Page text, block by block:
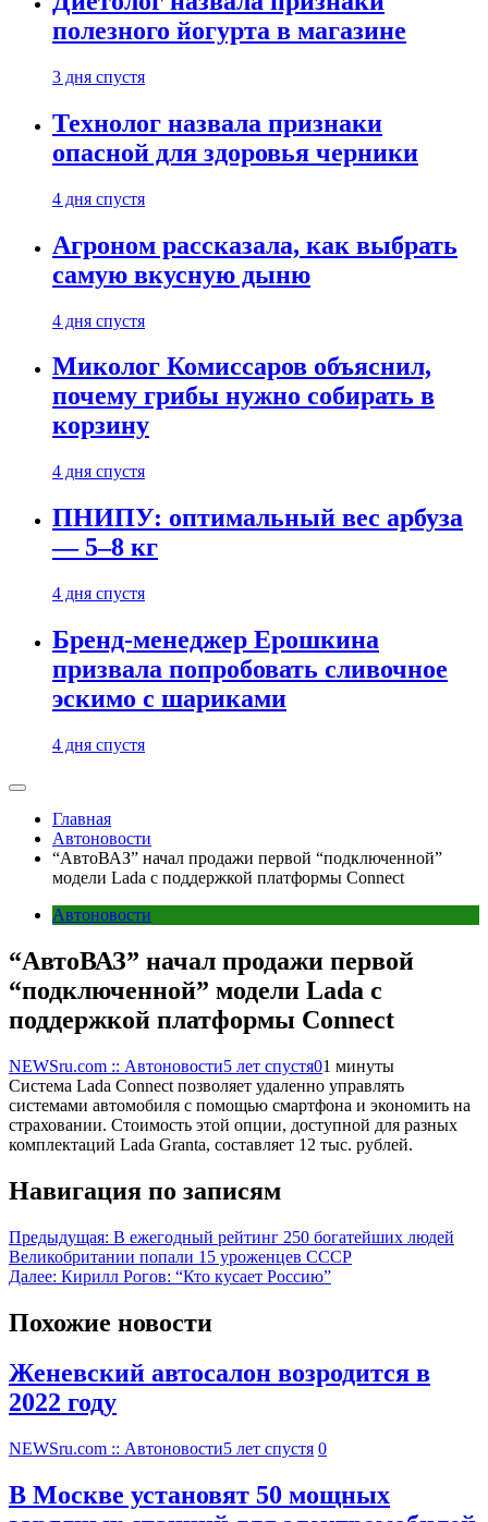
полезного йогурта в магазине
3 дня спустя
Технолог назвала признаки
опасной для здоровья черники
4 дня спустя
Агроном рассказала, как выбрать
самую вкусную дыню
4 дня спустя
Миколог Комиссаров объяснил,
почему грибы нужно собирать в
корзину
4 дня спустя
ПНИПУ: оптимальный вес арбуза
— 5–8 кг
4 дня спустя
Бренд-менеджер Ерошкина
призвала попробовать сливочное
эскимо с шариками
4 дня спустя
Главная
Автоновости
“АвтоВАЗ” начал продажи первой “подключенной”
модели Lada с поддержкой платформы Connect
Автоновости
“АвтоВАЗ” начал продажи первой
“подключенной” модели Lada с
поддержкой платформы Connect
NEWSru.com :: Автоновости5 лет спустя01 минуты
Система Lada Connect позволяет удаленно управлять
системами автомобиля с помощью смартфона и экономить на
страховании. Стоимость этой опции, доступной для разных
комплектаций Lada Granta, составляет 12 тыс. рублей.
Навигация по записям
Предыдущая: В ежегодный рейтинг 250 богатейших людей
Великобритании попали 15 уроженцев СССР
Далее: Кирилл Рогов: “Кто кусает Россию”
Похожие новости
Женевский автосалон возродится в
2022 году
NEWSru.com :: Автоновости5 лет спустя 0
В Москве установят 50 мощных